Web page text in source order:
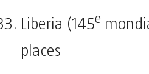
Liberia (145e
places